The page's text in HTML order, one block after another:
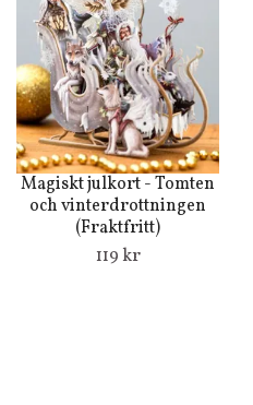
Magiskt julkort - Tomten
och vinterdrottningen
(Fraktfritt)
119 kr